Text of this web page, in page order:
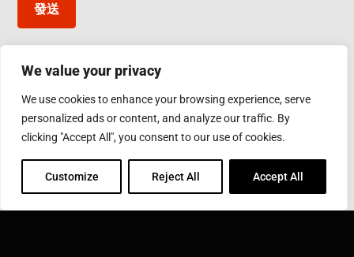
We value your privacy
We use cookies to enhance your browsing experience, serve
personalized ads or content, and analyze our traffic. By
clicking "Accept All", you consent to our use of cookies.
Customize Reject All Accept All
發送
台灣應達股份有限公司
彰化縣鹿港鎮彰濱工業區工業西五路10號
Phone: 886-4-7811630
Fax: 886-4-7811631